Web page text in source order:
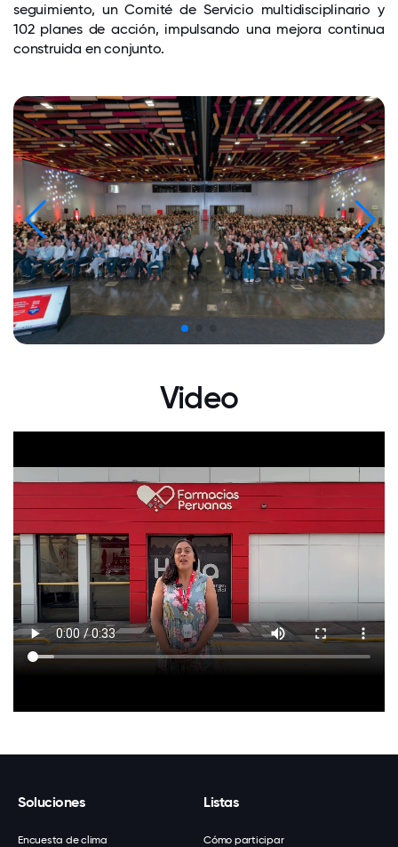
seguimiento, un Comité de Servicio multidisciplinario y
102 planes de acción, impulsando una mejora continua
construida en conjunto.
Video
Soluciones
Encuesta de clima
Listas
Cómo participar